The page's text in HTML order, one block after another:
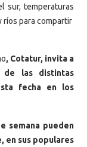
sur, temperaturas
ríos para compartir
, Cotatur, invita a
las distintas
fecha en los
semana pueden
en sus populares